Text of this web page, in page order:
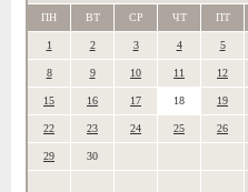
ПН ВТ СР ЧТ ПТ
1 2 3 4 5
8 9 10 11 12
15 16 17 18 19
22 23 24 25 26
29 30